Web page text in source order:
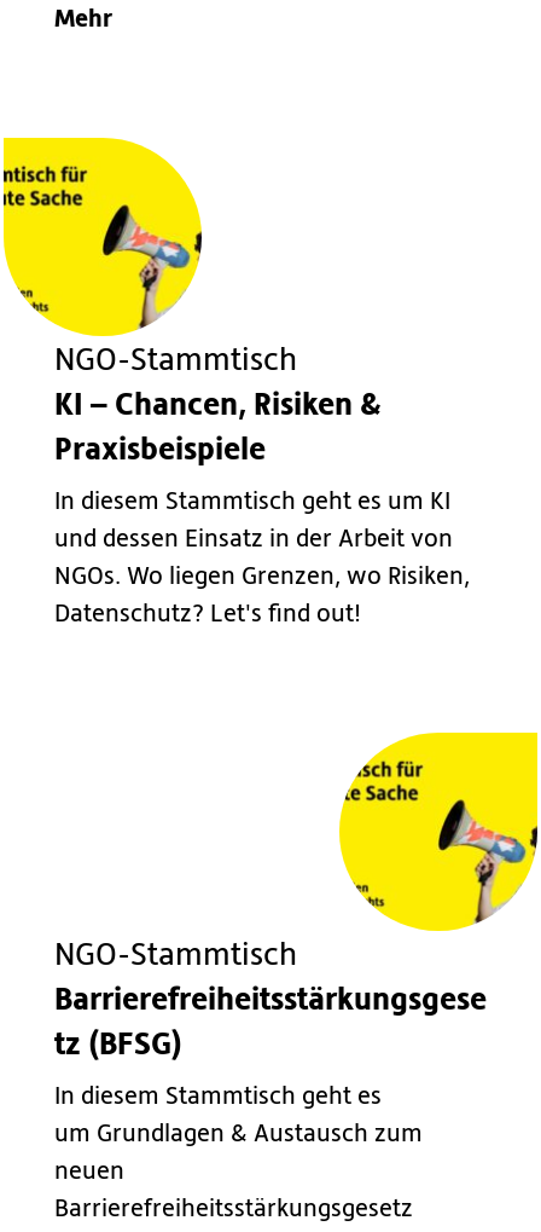
Mehr
NGO-Stammtisch
KI – Chancen, Risiken &
Praxisbeispiele
In diesem Stammtisch geht es um KI
und dessen Einsatz in der Arbeit von
NGOs. Wo liegen Grenzen, wo Risiken,
Datenschutz? Let's find out!
NGO-Stammtisch
Barrierefreiheitsstärkungsgese
tz (BFSG)
In diesem Stammtisch geht es
um Grundlagen & Austausch zum
neuen
Barrierefreiheitsstärkungsgesetz